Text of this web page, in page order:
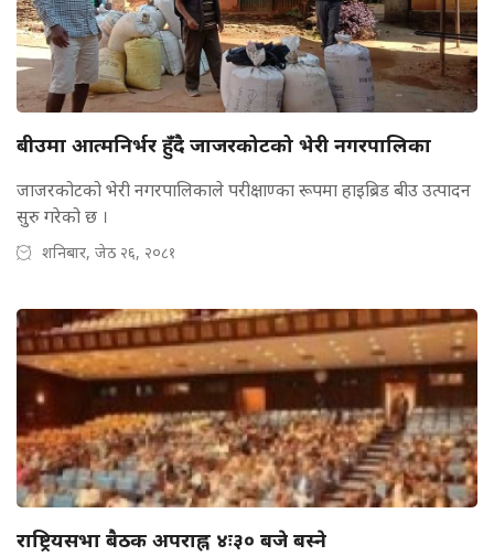
बीउमा आत्मनिर्भर हुँदै जाजरकोटको भेरी नगरपालिका
जाजरकोटको भेरी नगरपालिकाले परीक्षाण्का रूपमा हाइब्रिड बीउ उत्पादन
सुरु गरेको छ ।
शनिबार, जेठ २६, २०८१
राष्ट्रियसभा बैठक अपराह्न ४ः३० बजे बस्ने